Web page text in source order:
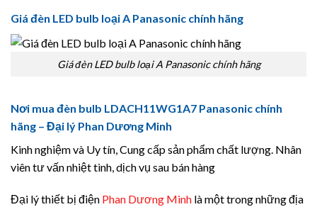
Giá đèn LED bulb loại A Panasonic chính hãng
Giá đèn LED bulb loại A Panasonic chính hãng
Nơi mua đèn bulb LDACH11WG1A7 Panasonic chính
hãng – Đại lý Phan Dương Minh
Kinh nghiệm và Uy tín, Cung cấp sản phẩm chất lượng. Nhân
viên tư vấn nhiệt tình, dịch vụ sau bán hàng
Đại lý thiết bị điện Phan Dương Minh là một trong những địa